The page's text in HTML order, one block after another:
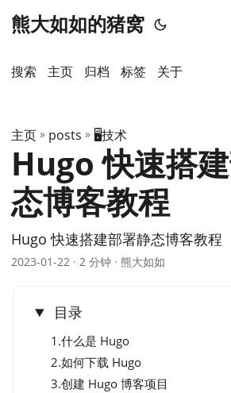
熊大如如的猪窝
搜索 主页 ️归档 标签 关于
主页 » posts » 🖥️技术
Hugo 快速搭
态博客教程
Hugo 快速搭建部署静态博客教程
2023-01-22 · 2 分钟 · 熊大如如
目录
1.什么是 Hugo
2.如何下载 Hugo
3.创建 Hugo 博客项目